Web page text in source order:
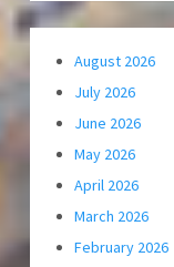
August 2026
July 2026
June 2026
May 2026
April 2026
March 2026
February 2026